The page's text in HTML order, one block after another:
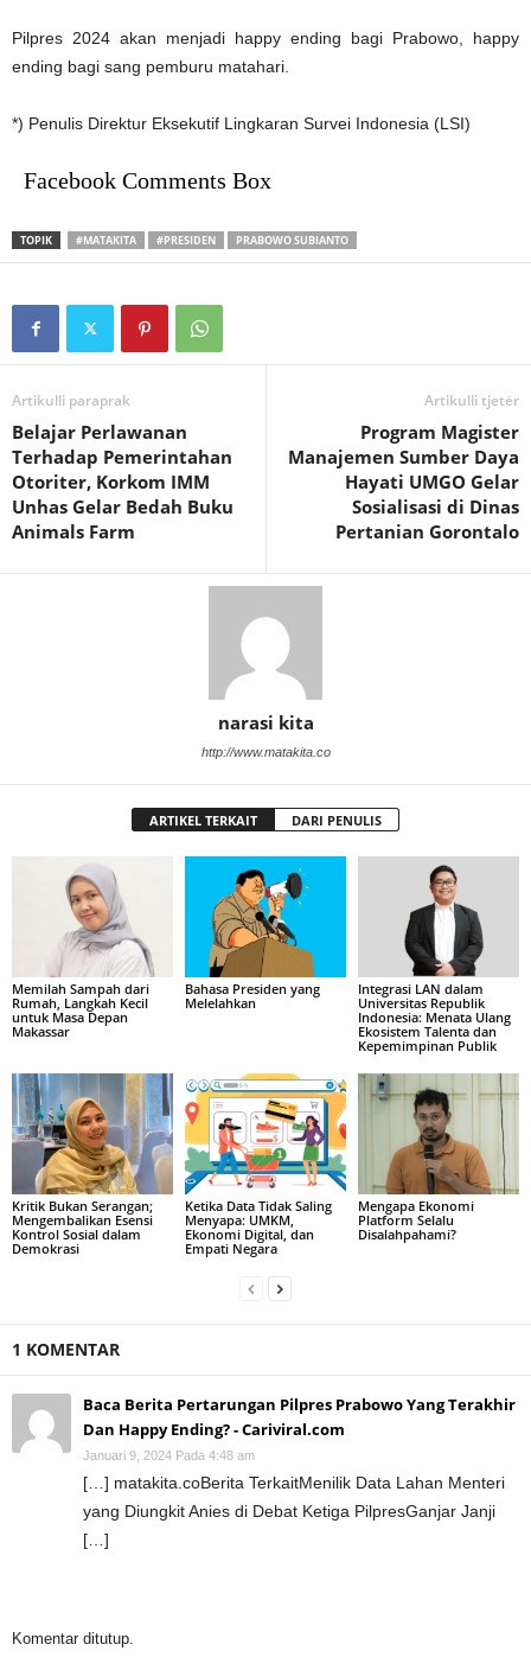
Pilpres 2024 akan menjadi happy ending bagi Prabowo, happy
ending bagi sang pemburu matahari.
*) Penulis Direktur Eksekutif Lingkaran Survei Indonesia (LSI)
Facebook Comments Box
TOPIK #MATAKITA #PRESIDEN PRABOWO SUBIANTO
Artikulli paraprak
Belajar Perlawanan
Terhadap Pemerintahan
Otoriter, Korkom IMM
Unhas Gelar Bedah Buku
Animals Farm
Artikulli tjetër
Program Magister
Manajemen Sumber Daya
Hayati UMGO Gelar
Sosialisasi di Dinas
Pertanian Gorontalo
narasi kita
http://www.matakita.co
ARTIKEL TERKAIT DARI PENULIS
Memilah Sampah dari
Rumah, Langkah Kecil
untuk Masa Depan
Makassar
Bahasa Presiden yang
Melelahkan
Integrasi LAN dalam
Universitas Republik
Indonesia: Menata Ulang
Ekosistem Talenta dan
Kepemimpinan Publik
Kritik Bukan Serangan;
Mengembalikan Esensi
Kontrol Sosial dalam
Demokrasi
Ketika Data Tidak Saling
Menyapa: UMKM,
Ekonomi Digital, dan
Empati Negara
Mengapa Ekonomi
Platform Selalu
Disalahpahami?
1 KOMENTAR
Baca Berita Pertarungan Pilpres Prabowo Yang Terakhir
Dan Happy Ending? - Cariviral.com
Januari 9, 2024 Pada 4:48 am
[…] matakita.coBerita TerkaitMenilik Data Lahan Menteri
yang Diungkit Anies di Debat Ketiga PilpresGanjar Janji
[…]
Komentar ditutup.